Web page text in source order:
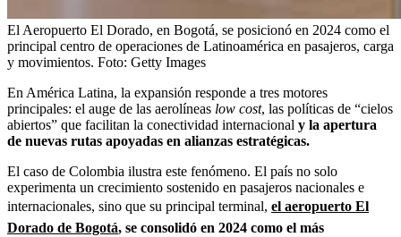
El Aeropuerto El Dorado, en Bogotá, se posicionó en 2024 como el
principal centro de operaciones de Latinoamérica en pasajeros, carga
y movimientos. Foto: Getty Images
En América Latina, la expansión responde a tres motores
principales: el auge de las aerolíneas low cost, las políticas de “cielos
abiertos” que facilitan la conectividad internacional y la apertura
de nuevas rutas apoyadas en alianzas estratégicas.
El caso de Colombia ilustra este fenómeno. El país no solo
experimenta un crecimiento sostenido en pasajeros nacionales e
internacionales, sino que su principal terminal, el aeropuerto El
Dorado de Bogotá, se consolidó en 2024 como el más